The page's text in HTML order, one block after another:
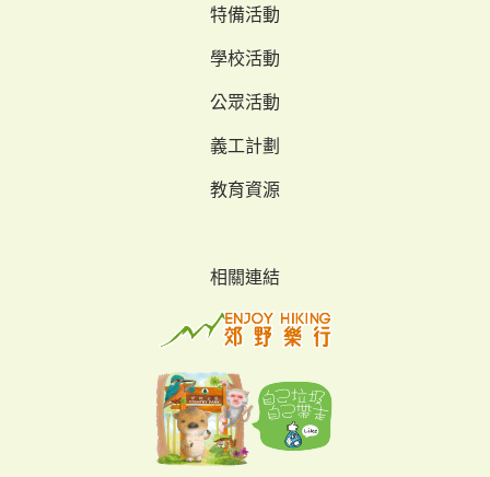
特備活動
學校活動
公眾活動
義工計劃
教育資源
相關連結